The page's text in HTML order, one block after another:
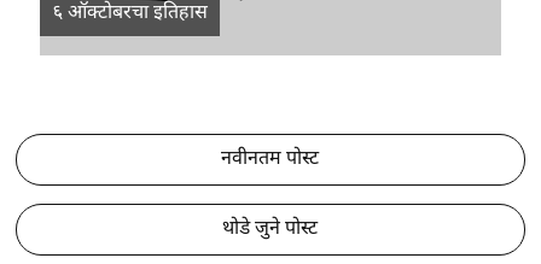
६ ऑक्टोबरचा इतिहास
नवीनतम पोस्ट
थोडे जुने पोस्ट